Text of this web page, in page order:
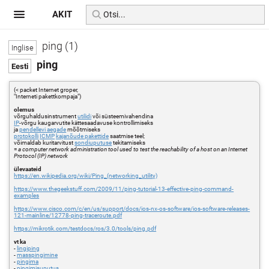
ping (1)
ping
(< packet Internet groper,
"Interneti pakettkompaja")
olemus
võrguhaldusinstrumentutilidivõi süsteemivahendina
IP-võrgu kaugarvutite kättesaadavuse kontrollimiseks
japendellevi aegademõõtmiseks
protokolli ICMP kajanõude pakettidesaatmise teel;
võimaldab kuritarvitustsondiuputusetekitamiseks
=a computer network administration tool used to test the reachability of a host on an Internet
Protocol (IP) network
ülevaateid
https://en.wikipedia.org/wiki/Ping_(networking_utility)
https://www.thegeekstuff.com/2009/11/ping-tutorial-13-effective-ping-command-
examples
https://www.cisco.com/c/en/us/support/docs/ios-nx-os-software/ios-software-releases-
121-mainline/12778-ping-traceroute.pdf
https://mikrotik.com/testdocs/ros/3.0/tools/ping.pdf
vt ka
- lingiping
-masspingimine
-pingima
AKIT